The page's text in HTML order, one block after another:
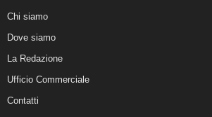
Chi siamo
Dove siamo
La Redazione
Ufficio Commerciale
Contatti